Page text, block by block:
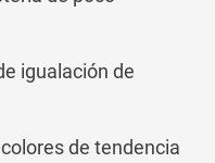
igualación de
de tendencia